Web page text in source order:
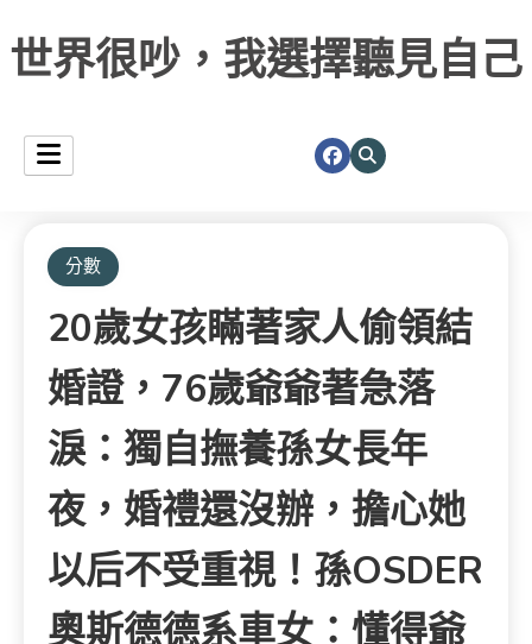
世界很吵，我選擇聽見自己
分數
20歲女孩瞞著家人偷領結
婚證，76歲爺爺著急落
淚：獨自撫養孫女長年
夜，婚禮還沒辦，擔心她
以后不受重視！孫OSDER
奧斯德德系車女：懂得爺